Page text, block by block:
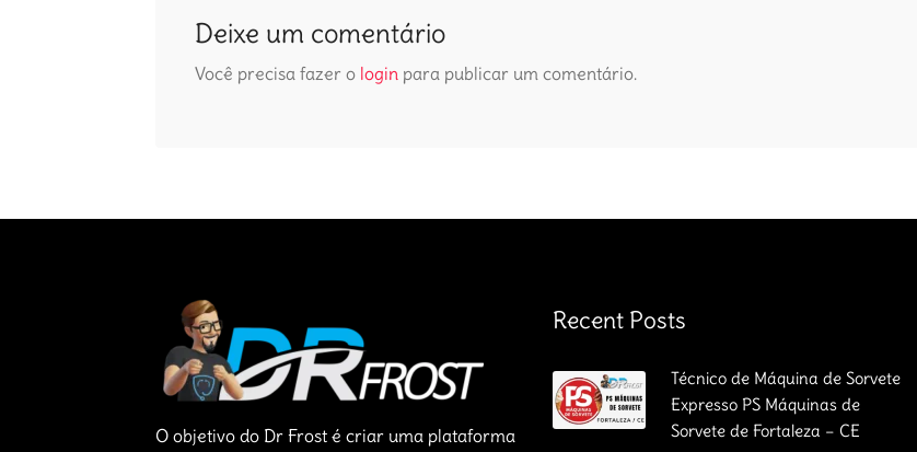
Deixe um comentário
Você precisa fazer o login para publicar um comentário.
O objetivo do Dr Frost é criar uma plataforma
Recent Posts
Técnico de Máquina de Sorvete
Expresso PS Máquinas de
Sorvete de Fortaleza – CE